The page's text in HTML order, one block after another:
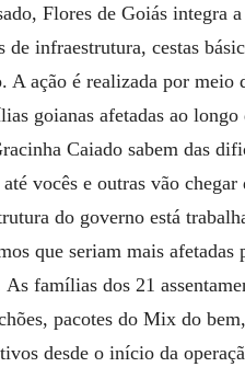
Flores de Goiás integra
de infraestrutura, cestas
A ação é realizada por meio
goianas afetadas ao
Caiado sabem das
vocês e outras vão
do governo está
que seriam mais
As famílias dos 21
pacotes do Mix do
desde o início da